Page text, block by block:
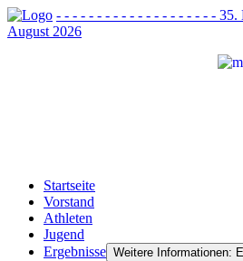
- - - - - - - - - - - - - - - - - - - - 35.
August 2026
Startseite
Vorstand
Athleten
Jugend
Ergebnisse Weitere Informationen: